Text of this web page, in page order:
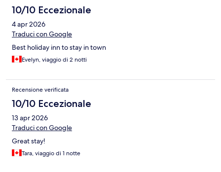
10/10 Eccezionale
4 apr 2026
Traduci con Google
Best holiday inn to stay in town
Evelyn, viaggio di 2 notti
Recensione verificata
10/10 Eccezionale
13 apr 2026
Traduci con Google
Great stay!
Tara, viaggio di 1 notte